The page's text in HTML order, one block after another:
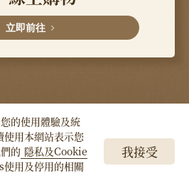
立即前往
Co., LTD. All
的使用體驗及統
使用本網站表示您
的 隱私及Cookie
用及停用的相關
我接受